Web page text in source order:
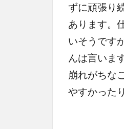
ずに頑張り
あります。
いそうです
んは言いま
崩れがちな
やすかった